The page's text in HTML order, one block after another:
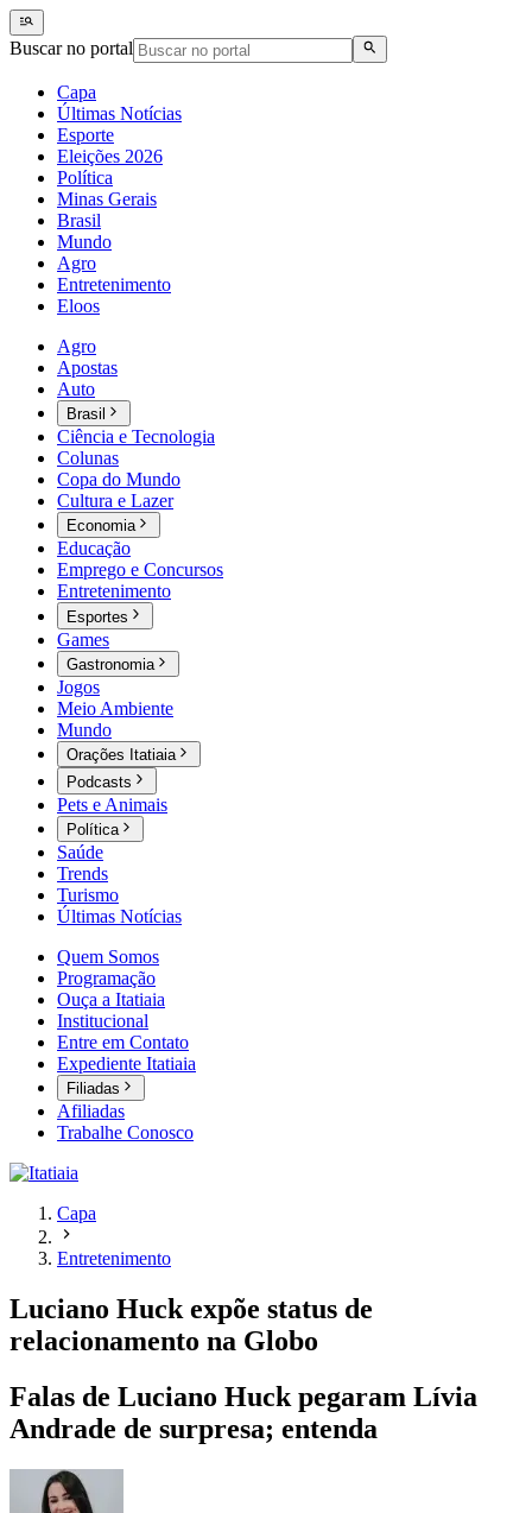
Buscar no portal
Capa
Últimas Notícias
Esporte
Eleições 2026
Política
Minas Gerais
Brasil
Mundo
Agro
Entretenimento
Eloos
Agro
Apostas
Auto
Brasil
Ciência e Tecnologia
Colunas
Copa do Mundo
Cultura e Lazer
Economia
Educação
Emprego e Concursos
Entretenimento
Esportes
Games
Gastronomia
Jogos
Meio Ambiente
Mundo
Orações Itatiaia
Podcasts
Pets e Animais
Política
Saúde
Trends
Turismo
Últimas Notícias
Quem Somos
Programação
Ouça a Itatiaia
Institucional
Entre em Contato
Expediente Itatiaia
Filiadas
Afiliadas
Trabalhe Conosco
Capa
Entretenimento
Luciano Huck expõe status de
relacionamento na Globo
Falas de Luciano Huck pegaram Lívia
Andrade de surpresa; entenda